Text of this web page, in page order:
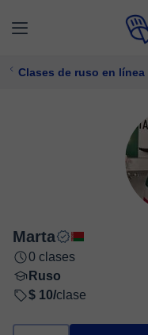
Clases de ruso en línea
Marta
0 clases
Ruso
$ 10/clase